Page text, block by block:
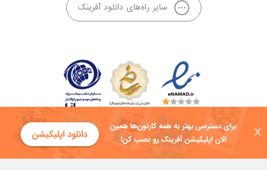
X
سایر راه‌های دانلود آفرینک
کلیه حقوق این سایت به شرکت توسعه فناوی هفت آسمان توکان تعلق دارد و